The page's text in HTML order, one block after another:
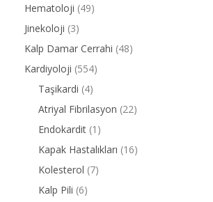
Hematoloji (49)
Jinekoloji (3)
Kalp Damar Cerrahi (48)
Kardiyoloji (554)
Taşikardi (4)
Atriyal Fibrilasyon (22)
Endokardit (1)
Kapak Hastalıkları (16)
Kolesterol (7)
Kalp Pili (6)